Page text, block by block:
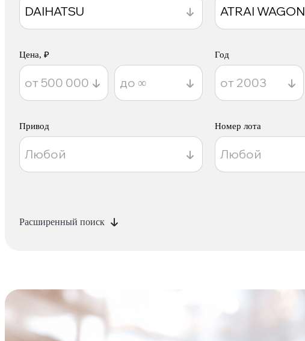
Цена, ₽ Год
Привод Номер лота
Расширенный поиск